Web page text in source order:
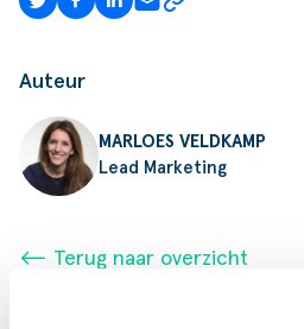
Auteur
MARLOES VELDKAMP
Lead Marketing
⟵ Terug naar overzicht